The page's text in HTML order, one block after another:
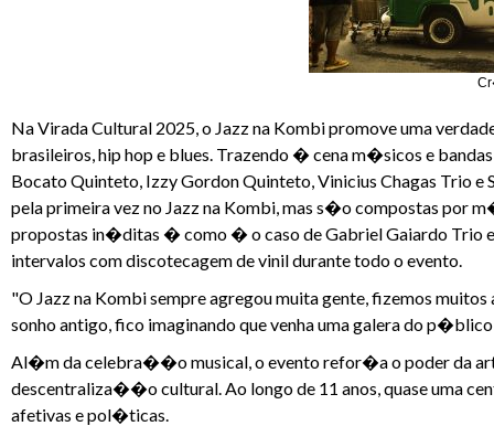
Na Virada Cultural 2025, o Jazz na Kombi promove uma
brasileiros, hip hop e blues. Trazendo � cena m�sicos e
Bocato Quinteto, Izzy Gordon Quinteto, Vinicius Chagas Trio
pela primeira vez no Jazz na Kombi, mas s�o compostas por
propostas in�ditas � como � o caso de Gabriel Gaiardo Trio
intervalos com discotecagem de vinil durante todo o evento.
"O Jazz na Kombi sempre agregou muita gente, fizemos
sonho antigo, fico imaginando que venha uma galera do
Al�m da celebra��o musical, o evento refor�a o poder da
descentraliza��o cultural. Ao longo de 11 anos, quase uma
afetivas e pol�ticas.